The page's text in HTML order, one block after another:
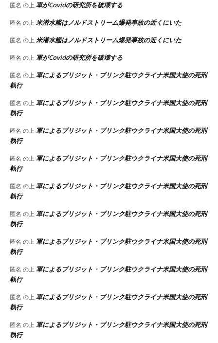
匿名 の上軍がCovidの研究所を破壊する
匿名 の上米潜水艦はノルドストリーム爆発事故の近くにいた
匿名 の上米潜水艦はノルドストリーム爆発事故の近くにいた
匿名 の上軍がCovidの研究所を破壊する
匿名 の上軍によるブリジット・ブリンク駐ウクライナ米国大使の死刑
執行
匿名 の上軍によるブリジット・ブリンク駐ウクライナ米国大使の死刑
執行
匿名 の上軍によるブリジット・ブリンク駐ウクライナ米国大使の死刑
執行
匿名 の上軍によるブリジット・ブリンク駐ウクライナ米国大使の死刑
執行
匿名 の上軍によるブリジット・ブリンク駐ウクライナ米国大使の死刑
執行
匿名 の上軍によるブリジット・ブリンク駐ウクライナ米国大使の死刑
執行
匿名 の上軍によるブリジット・ブリンク駐ウクライナ米国大使の死刑
執行
匿名 の上軍によるブリジット・ブリンク駐ウクライナ米国大使の死刑
執行
匿名 の上軍によるブリジット・ブリンク駐ウクライナ米国大使の死刑
執行
匿名 の上軍によるブリジット・ブリンク駐ウクライナ米国大使の死刑
執行